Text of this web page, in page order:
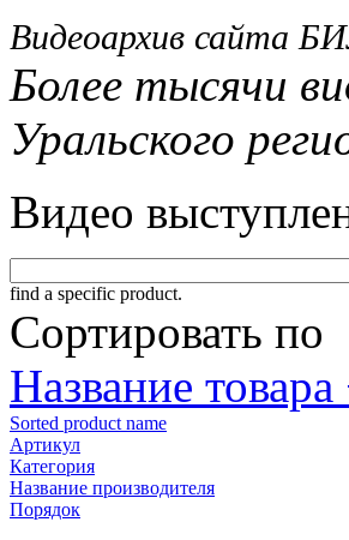
Видеоархив сайта
Более тысячи
Уральского
Видео
find a specific product.
Сортировать по
Название
Sorted product name
Артикул
Категория
Название производителя
Порядок